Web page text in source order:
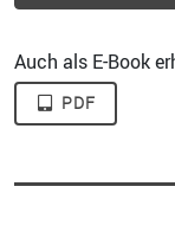
Auch als E-Book
PDF